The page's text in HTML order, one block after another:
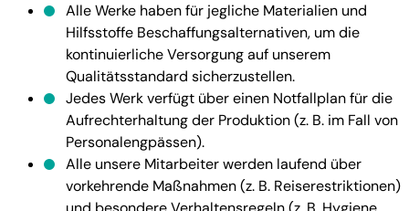
Alle Werke haben für jegliche Materialien und
Hilfsstoffe Beschaffungsalternativen, um die
kontinuierliche Versorgung auf unserem
Qualitätsstandard sicherzustellen.
Jedes Werk verfügt über einen Notfallplan für die
Aufrechterhaltung der Produktion (z. B. im Fall von
Personalengpässen).
Alle unsere Mitarbeiter werden laufend über
vorkehrende Maßnahmen (z. B. Reiserestriktionen)